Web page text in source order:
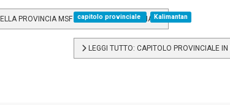
PROVINCIA MSF IN BRASILE MERIDIONALE
capitolo provinciale Kalimantan
LEGGI TUTTO: CAPITOLO PROVINCIALE